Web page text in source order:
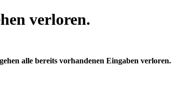
verloren.
alle bereits vorhandenen Eingaben verloren.